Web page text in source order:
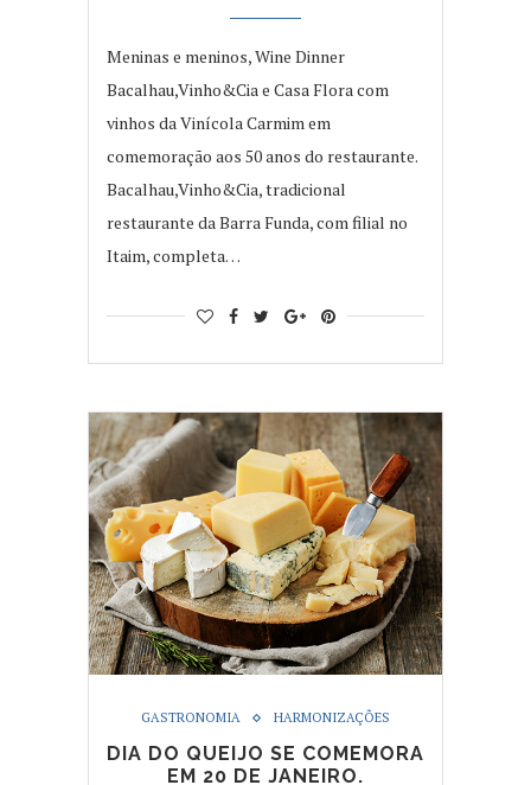
Meninas e meninos, Wine Dinner
Bacalhau,Vinho&Cia e Casa Flora com
vinhos da Vinícola Carmim em
comemoração aos 50 anos do restaurante.
Bacalhau,Vinho&Cia, tradicional
restaurante da Barra Funda, com filial no
Itaim, completa…
GASTRONOMIA HARMONIZAÇÕES
DIA DO QUEIJO SE COMEMORA
EM 20 DE JANEIRO.